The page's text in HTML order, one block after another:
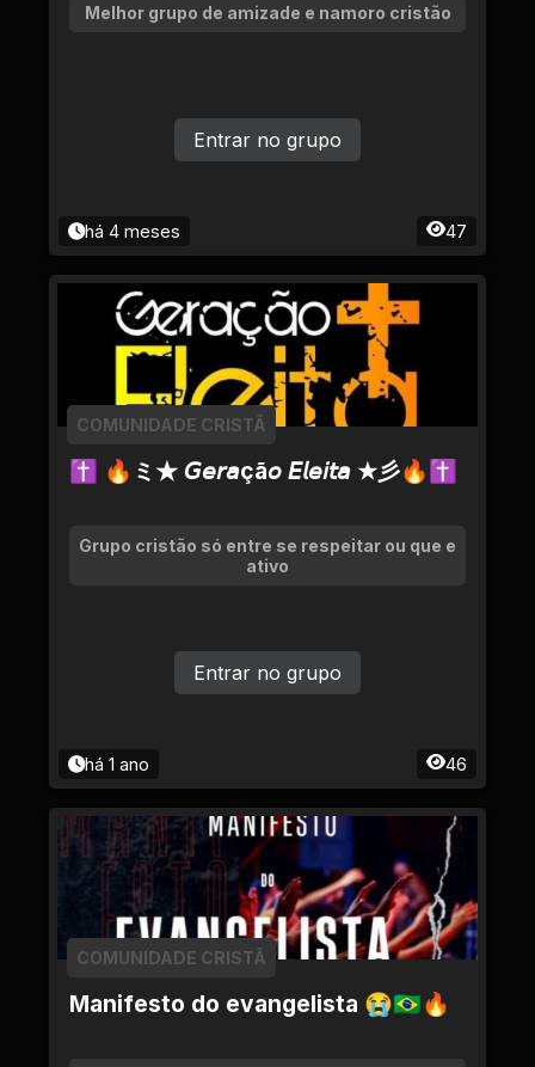
Melhor grupo de amizade e namoro cristão
há 4 meses 47
Entrar no grupo
✝ 🔥ミ★ 𝘎𝘦𝘳𝘢çã𝘰 𝘌𝘭𝘦𝘪𝘵𝘢 ★彡🔥✝
COMUNIDADE CRISTÃ
Grupo cristão só entre se respeitar ou que e
ativo
há 1 ano 46
Entrar no grupo
Manifesto do evangelista 😭🇧🇷🔥
COMUNIDADE CRISTÃ